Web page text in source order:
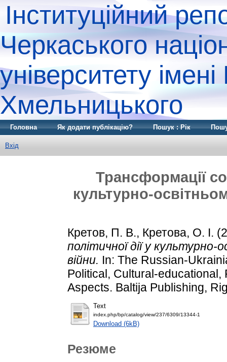
Інституційний
Черкаського
університету
Хмельницького
Головна Як додати публікацію? Пошук : Рік
Вхід
Трансформації
культурно-
Кретов, П. В., Кретова, О. І.
політичної дії у культурно-
війни. In: The Russian-
Political, Cultural-
Aspects. Baltija Publishing,
Text
index.php/bp/catalog/view/237/6309/13344-1
Download (6kB)
Резюме